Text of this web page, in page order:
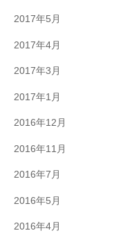
2017年5月
2017年4月
2017年3月
2017年1月
2016年12月
2016年11月
2016年7月
2016年5月
2016年4月